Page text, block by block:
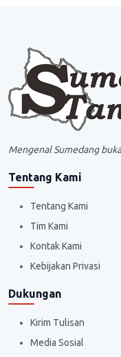
Mengenal Sumedang
Tentang Kami
Tentang Kami
Tim Kami
Kontak Kami
Kebijakan Privasi
Dukungan
Kirim Tulisan
Media Sosial